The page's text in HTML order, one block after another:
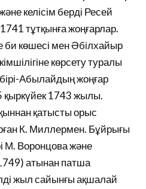
келісім берді Ресей
тұтқынға жоңғарлар.
би көшесі мен Әбілхайыр
көрсету туралы
Абылайдың жоңғар
қыркүйек 1743 жылы.
қатысты орыс
К. Миллермен. Бұйрығы
М. Воронцова және
атынан патша
жыл сайынғы ақшалай